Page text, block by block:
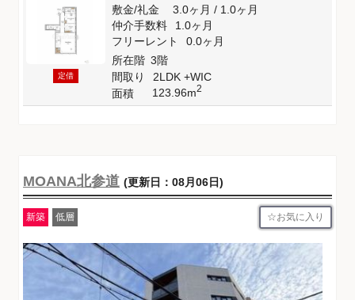
定借
敷金/礼金 3.0ヶ月/ 1.0ヶ月
仲介手数料
1.0ヶ月
フリーレント
0.0ヶ月
所在階 3階
間取り
2LDK +WIC
面積
123.96m2
MOANA北参道 (更新日：08月06日)
新築 低層 お気に入り